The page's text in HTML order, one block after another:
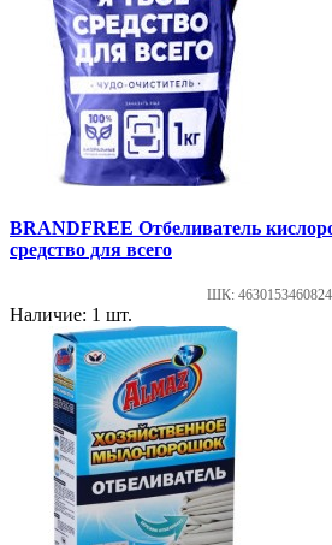
BRANDFREE Отбеливатель
средство для всего
ШК: 4630153460824
Наличие: 1 шт.